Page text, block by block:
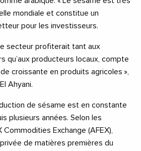
mondiale et constitue un
pour les investisseurs.
secteur profiterait tant aux
qu’aux producteurs locaux, compte
croissante en produits agricoles »,
Ahyani.
de sésame est en constante
plusieurs années. Selon les
Commodities Exchange (AFEX),
de matières premières du